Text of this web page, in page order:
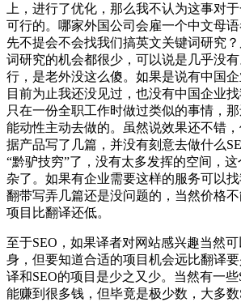
上，进行了优化，那么我不认为这事对
可行的。哪家外国公司会雇一个中文母
先不提会不会找我们搞英文关键词研究
词研究的机会都很少，可以说是几乎没
行，是老外没这么傻。如果是说有中国企
目前为止我还没见过，也没有中国企业
只在一份全职工作时做过类似的事情，
能动性主动去做的。虽然说效果还不错
据产品写了几篇，并没有刻意去做什么
“黔驴技穷”了，没有太多发挥的空间，
杂了。如果有企业需要这样的服务可以
翻带写弄几篇还是没问题的，当然价格
项目比翻译还低。
至于SEO，如果译者对网站感兴趣当然
身，但要知道合适的项目机会远比翻译
译和SEO的项目是少之又少。当然有一
能赚到很多钱，但毕竟是极少数，大多